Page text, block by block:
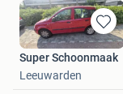
in
Mijn
Super Schoonmaak
Leeuwarden